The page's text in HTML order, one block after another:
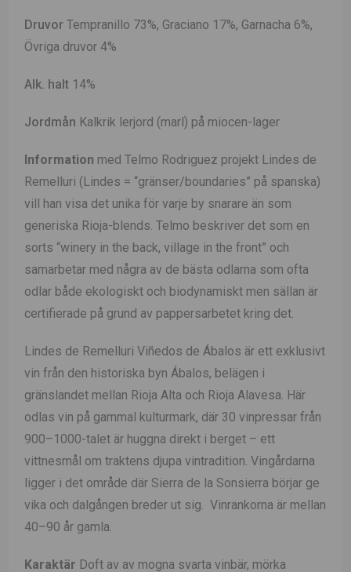
Druvor Tempranillo 73%, Graciano 17%, Garnacha 6%,
Övriga druvor 4%
Alk. halt 14%
Jordmån Kalkrik lerjord (marl) på miocen-lager
Information med Telmo Rodriguez projekt Lindes de
Remelluri (Lindes = “gränser/boundaries” på spanska)
vill han visa det unika för varje by snarare än som
generiska Rioja-blends. Telmo beskriver det som en
sorts “winery in the back, village in the front” och
samarbetar med några av de bästa odlarna som ofta
odlar både ekologiskt och biodynamiskt men sällan är
certifierade på grund av pappersarbetet kring det.
Lindes de Remelluri Viñedos de Ábalos är ett exklusivt
vin från den historiska byn Ábalos, belägen i
gränslandet mellan Rioja Alta och Rioja Alavesa. Här
odlas vin på gammal kulturmark, där 30 vinpressar från
900–1000-talet är huggna direkt i berget – ett
vittnesmål om traktens djupa vintradition. Vingårdarna
ligger i det område där Sierra de la Sonsierra börjar ge
vika och dalgången breder ut sig. Vinrankorna är mellan
40–90 år gamla.
Karaktär Doft av av mogna svarta vinbär, mörka